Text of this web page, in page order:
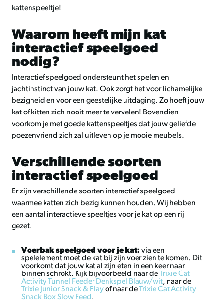
kattenspeeltje!
Waarom heeft mijn kat
interactief speelgoed
nodig?
Interactief speelgoed ondersteunt het spelen en
jachtinstinct van jouw kat. Ook zorgt het voor lichamelijke
bezigheid en voor een geestelijke uitdaging. Zo hoeft jouw
kat of kitten zich nooit meer te vervelen! Bovendien
voorkom je met goede kattenspeeltjes dat jouw geliefde
poezenvriend zich zal uitleven op je mooie meubels.
Verschillende soorten
interactief speelgoed
Er zijn verschillende soorten interactief speelgoed
waarmee katten zich bezig kunnen houden. Wij hebben
een aantal interactieve speeltjes voor je kat op een rij
gezet.
Voerbak speelgoed voor je kat: via een
spelelement moet de kat bij zijn voer zien te komen. Dit
voorkomt dat jouw kat al zijn eten in een keer naar
binnen schrokt. Kijk bijvoorbeeld naar deTrixie Cat
Activity Tunnel Feeder Denkspel Blauw/wit, naar de
Trixie Junior Snack & Playof naar deTrixie Cat Activity
Snack Box Slow Feed .